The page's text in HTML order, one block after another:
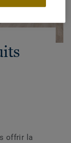
offrir la